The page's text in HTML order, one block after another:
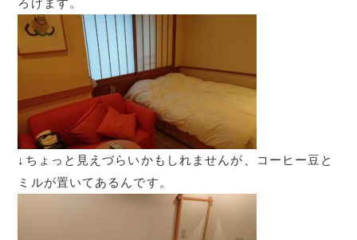
ろげます。
↓ちょっと見えづらいかもしれませんが、コーヒー豆と
ミルが置いてあるんです。